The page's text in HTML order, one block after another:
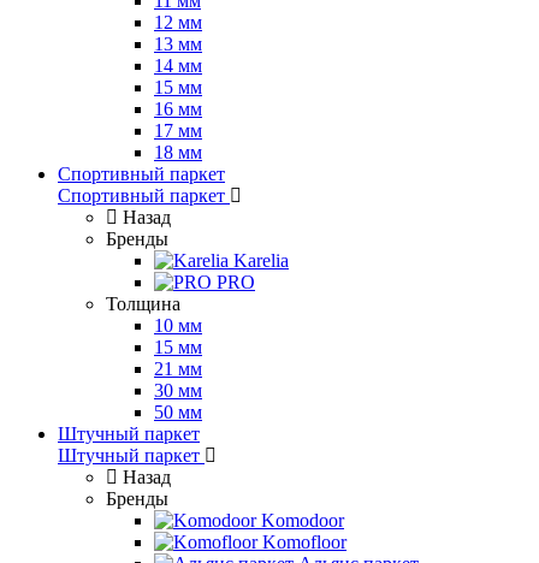
12 мм
13 мм
14 мм
15 мм
16 мм
17 мм
18 мм
Спортивный паркет
Спортивный паркет
Назад
Бренды
Karelia
PRO
Толщина
10 мм
15 мм
21 мм
30 мм
50 мм
Штучный паркет
Штучный паркет
Назад
Бренды
Komodoor
Komofloor